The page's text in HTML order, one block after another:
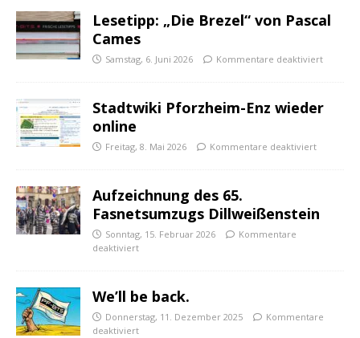
Lesetipp: „Die Brezel“ von Pascal
Cames
Samstag, 6. Juni 2026 Kommentare deaktiviert
Stadtwiki Pforzheim-Enz wieder
online
Freitag, 8. Mai 2026 Kommentare deaktiviert
Aufzeichnung des 65.
Fasnetsumzugs Dillweißenstein
Sonntag, 15. Februar 2026
Kommentare
deaktiviert
We’ll be back.
Donnerstag, 11. Dezember 2025
Kommentare
deaktiviert